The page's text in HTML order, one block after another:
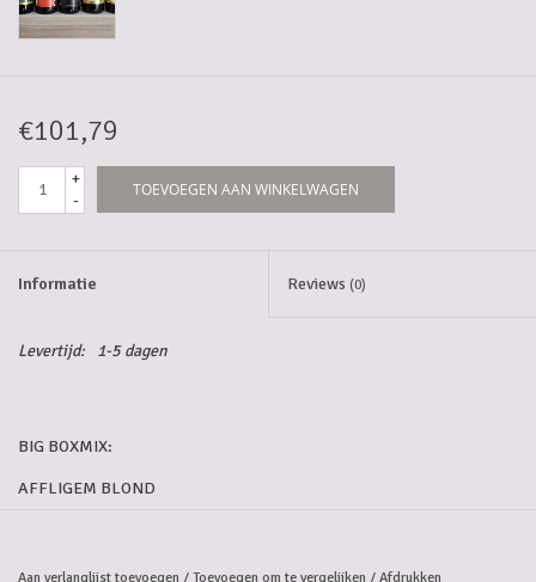
Sweets
Promoties
€101,79
+
-
TOEVOEGEN AAN WINKELWAGEN
Informatie Reviews (0)
Levertijd: 1-5 dagen
BIG BOXMIX:
AFFLIGEM BLOND
BLONDE BIE
Aan verlanglijst toevoegen / Toevoegen om te vergelijken / Afdrukken